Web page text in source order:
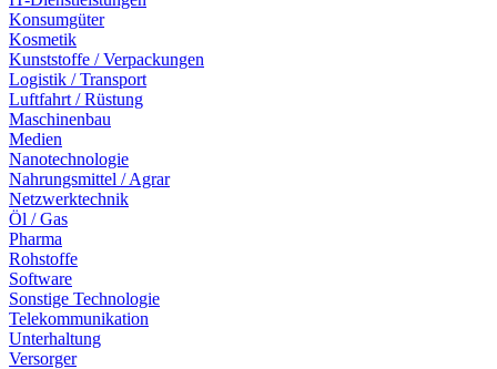
Konsumgüter
Kosmetik
Kunststoffe / Verpackungen
Logistik / Transport
Luftfahrt / Rüstung
Maschinenbau
Medien
Nanotechnologie
Nahrungsmittel / Agrar
Netzwerktechnik
Öl / Gas
Pharma
Rohstoffe
Software
Sonstige Technologie
Telekommunikation
Unterhaltung
Versorger